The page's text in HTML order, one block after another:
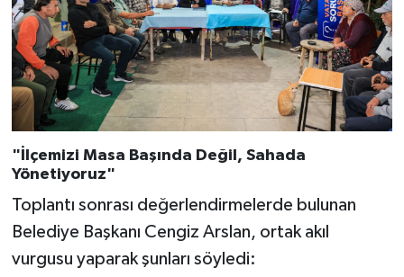
"İlçemizi Masa Başında Değil, Sahada
Yönetiyoruz"
Toplantı sonrası değerlendirmelerde bulunan
Belediye Başkanı Cengiz Arslan, ortak akıl
vurgusu yaparak şunları söyledi: